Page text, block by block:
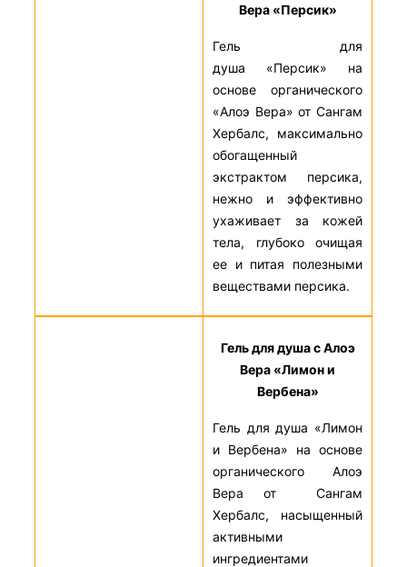
Вера «Персик»
Гель для
душа «Персик» на
основе органического
«Алоэ Вера» от Сангам
Хербалс, максимально
обогащенный
экстрактом персика,
нежно и эффективно
ухаживает за кожей
тела, глубоко очищая
ее и питая полезными
веществами персика.
Гель для душа с Алоэ
Вера «Лимон и
Вербена»
Гель для душа «Лимон
и Вербена» на основе
органического Алоэ
Вера от Сангам
Хербалс, насыщенный
активными
ингредиентами